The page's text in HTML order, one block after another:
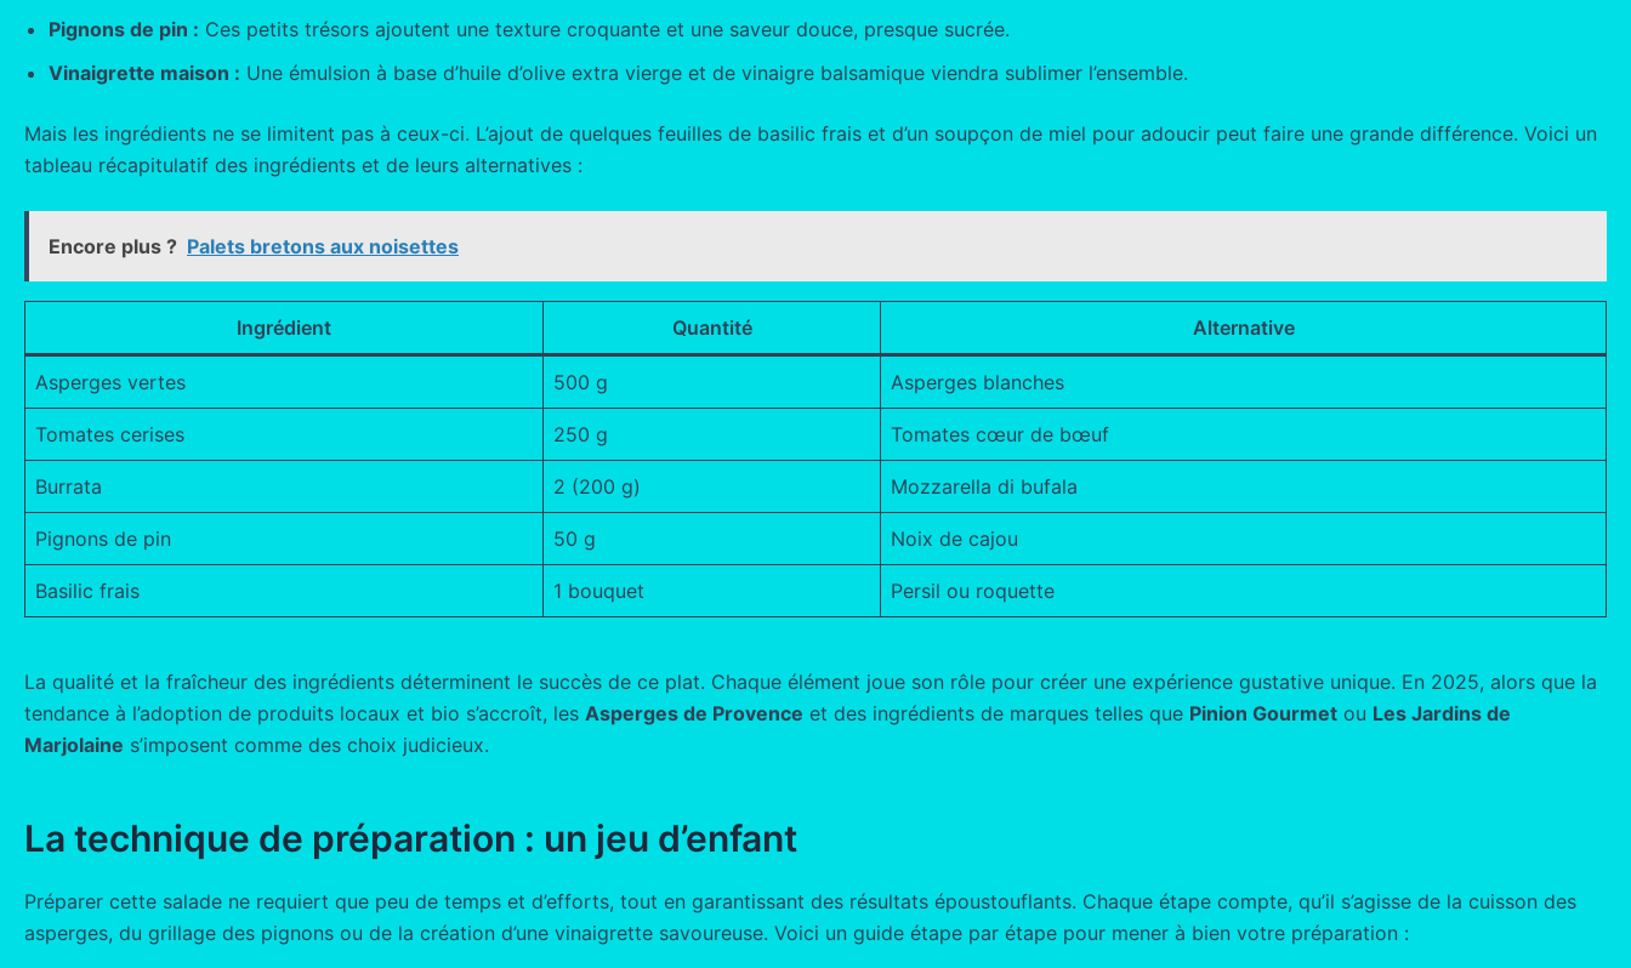
Pignons de pin : Ces petits trésors ajoutent une texture croquante et une saveur douce, presque sucrée.
Vinaigrette maison : Une émulsion à base d’huile d’olive extra vierge et de vinaigre balsamique viendra sublimer l’ensemble.
Mais les ingrédients ne se limitent pas à ceux-ci. L’ajout de quelques feuilles de basilic frais et d’un soupçon de miel pour adoucir peut faire une grande différence. Voici un
tableau récapitulatif des ingrédients et de leurs alternatives :
Encore plus ? Palets bretons aux noisettes
Ingrédient Quantité Alternative
Asperges vertes 500 g Asperges blanches
Tomates cerises 250 g Tomates cœur de bœuf
Burrata 2 (200 g) Mozzarella di bufala
Pignons de pin 50 g Noix de cajou
Basilic frais 1 bouquet Persil ou roquette
La qualité et la fraîcheur des ingrédients déterminent le succès de ce plat. Chaque élément joue son rôle pour créer une expérience gustative unique. En 2025, alors que la
tendance à l’adoption de produits locaux et bio s’accroît, les Asperges de Provence et des ingrédients de marques telles que Pinion Gourmet ou Les Jardins de
Marjolaine s’imposent comme des choix judicieux.
La technique de préparation : un jeu d’enfant
Préparer cette salade ne requiert que peu de temps et d’efforts, tout en garantissant des résultats époustouflants. Chaque étape compte, qu’il s’agisse de la cuisson des
asperges, du grillage des pignons ou de la création d’une vinaigrette savoureuse. Voici un guide étape par étape pour mener à bien votre préparation :